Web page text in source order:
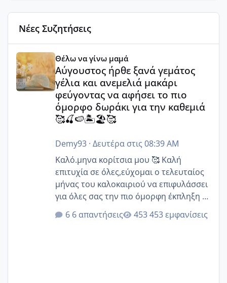
Νέες Συζητήσεις
Αύγουστος ήρθε ξανά γεμάτος γέλια και ανεμελιά
Θέλω να γίνω μαμά
Αύγουστος ήρθε ξανά γεμάτος
γέλια και ανεμελιά μακάρι
φεύγοντας να αφήσει το πιο
όμορφο δωράκι για την καθεμιά
🥰🍒🍉🏝️🏖️🥰
Demy93· Δευτέρα στις 08:39 AM
Καλό.μηνα κορίτσια μου 🥰 Καλή
επιτυχία σε όλες,εύχομαι ο τελευταίος
μήνας του καλοκαιριού να επιφυλάσσει
για όλες σας την πιο όμορφη έκπληξη 🧿
@Elk @Melikara86 @Παρασκευαιδου
@Zenia z @melitiniღ @Christi.D.
6 απαντήσεις 453 εμφανίσεις